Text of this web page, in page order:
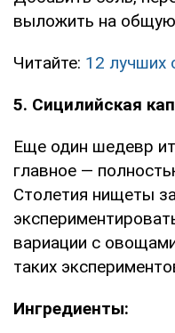
выложить на общую
Читайте: 12
5. Сицилийская
Еще один шедевр
главное —
Столетия нищеты
вариации с
таких
Ингредиенты: